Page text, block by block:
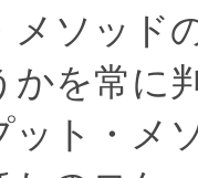
メソッド
かを常に
ット・メ